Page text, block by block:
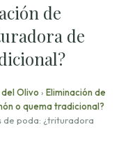
de
de
Olivo › Eliminación de
o quema tradicional?
de poda: ¿trituradora